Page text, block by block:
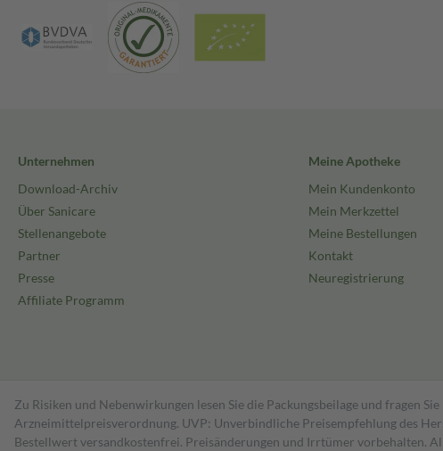
Unternehmen
Download-Archiv
Über Sanicare
Stellenangebote
Partner
Presse
Affiliate Programm
Meine Apotheke
Mein Kundenkonto
Mein Merkzettel
Meine Bestellungen
Kontakt
Neuregistrierung
Zu Risiken und Nebenwirkungen lesen Sie die Packungsbeilage und fragen
Arzneimittelpreisverordnung. UVP: Unverbindliche Preisempfehlung des
Bestell­wert versand­kosten­frei. Preisänderungen und Irrtümer vorbehalten.